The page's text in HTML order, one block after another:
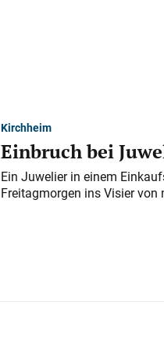
Kirchheim
Einbruch bei
Ein Juwelier in einem
Freitagmorgen ins Visier von